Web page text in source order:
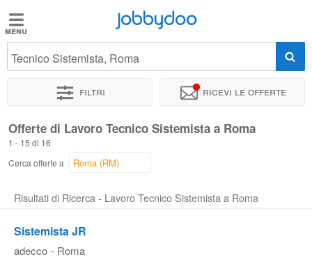
Jobbydoo
Offerte
Stipendi
Elenco
Blog
Jobbydoo
Tecnico Sistemista, Roma
Filtri Ricevi le offerte
Offerte di Lavoro Tecnico Sistemista a Roma
1 - 15 di 16
Cerca offerte a
Risultati di Ricerca - Lavoro Tecnico Sistemista a Roma
Sistemista JR
adecco - Roma